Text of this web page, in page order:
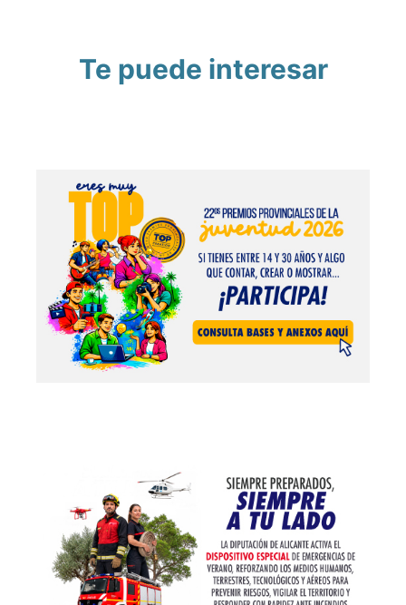
Te puede interesar